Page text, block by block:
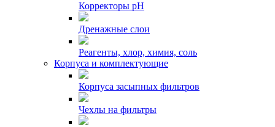
Корректоры pH
Дренажные слои
Реагенты, хлор, химия, соль
Корпуса и комплектующие
Корпуса засыпных фильтров
Чехлы на фильтры